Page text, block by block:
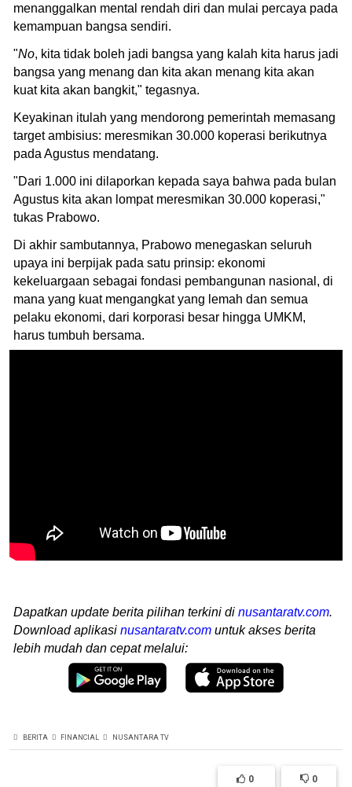
menanggalkan mental rendah diri dan mulai percaya pada
kemampuan bangsa sendiri.
"No, kita tidak boleh jadi bangsa yang kalah kita harus jadi
bangsa yang menang dan kita akan menang kita akan
kuat kita akan bangkit," tegasnya.
Keyakinan itulah yang mendorong pemerintah memasang
target ambisius: meresmikan 30.000 koperasi berikutnya
pada Agustus mendatang.
"Dari 1.000 ini dilaporkan kepada saya bahwa pada bulan
Agustus kita akan lompat meresmikan 30.000 koperasi,"
tukas Prabowo.
Di akhir sambutannya, Prabowo menegaskan seluruh
upaya ini berpijak pada satu prinsip: ekonomi
kekeluargaan sebagai fondasi pembangunan nasional, di
mana yang kuat mengangkat yang lemah dan semua
pelaku ekonomi, dari korporasi besar hingga UMKM,
harus tumbuh bersama.
Dapatkan update berita pilihan terkini di nusantaratv.com.
Download aplikasi nusantaratv.com untuk akses berita
lebih mudah dan cepat melalui:
BERITA FINANCIAL NUSANTARA TV
0 0